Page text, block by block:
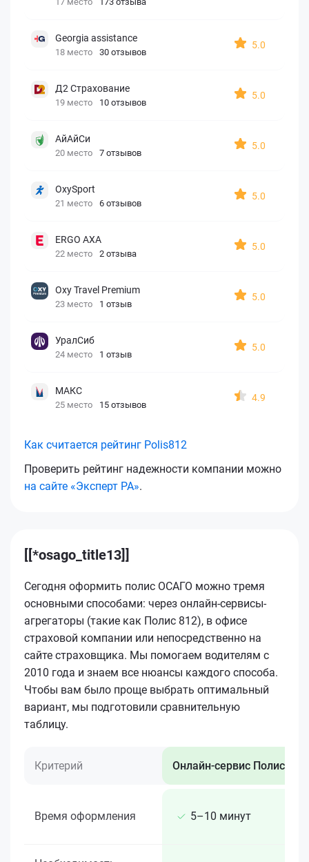
Georgia assistance
18 место 30 отзывов
5.0
Д2 Страхование
19 место 10 отзывов
5.0
АйАйСи
20 место 7 отзывов
5.0
OxySport
21 место 6 отзывов
5.0
ERGO AXA
22 место 2 отзыва
5.0
Oxy Travel Premium
23 место 1 отзыв
5.0
УралСиб
24 место 1 отзыв
5.0
МАКС
25 место 15 отзывов
4.9
Как считается рейтинг Polis812
Проверить рейтинг надежности компании можно
на сайте «Эксперт РА».
[[*osago_title13]]
Сегодня оформить полис ОСАГО можно тремя
основными способами: через онлайн-сервисы-
агрегаторы (такие как Полис 812), в офисе
страховой компании или непосредственно на
сайте страховщика. Мы помогаем водителям с
2010 года и знаем все нюансы каждого способа.
Чтобы вам было проще выбрать оптимальный
вариант, мы подготовили сравнительную
таблицу.
Критерий Онлайн-сервис Полис 812
Время оформления 5–10 минут